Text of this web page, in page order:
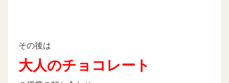
その後は
大人のチョコレート